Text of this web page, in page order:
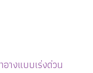
อางแบบเร่งด่วน